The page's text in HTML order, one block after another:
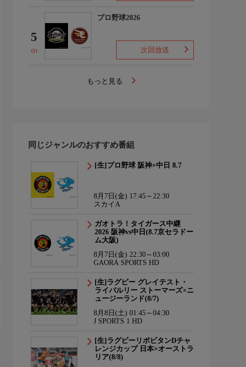
5
(1)
プロ野球2026
次回放送
もっと見る
同じジャンルのおすすめ番組
[生]プロ野球 阪神×中日 8.7
8月7日(金) 17:45～22:30
スカイA
ガオトラ！タイガース中継
2026 阪神vs中日(8.7京セラドー
ム大阪)
8月7日(金) 22:30～03:00
GAORA SPORTS HD
[生]ラグビー グレイテスト・
ライバルリー ストーマーズ×ニ
ュージーランド(8/7)
8月8日(土) 01:45～04:30
J SPORTS 1 HD
[生]ラグビーリポビタンDチャ
レンジカップ 日本×オーストラ
リア(8/8)